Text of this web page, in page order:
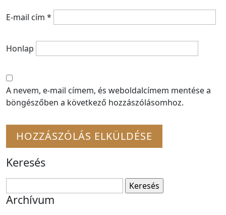
E-mail cím *
Honlap
A nevem, e-mail címem, és weboldalcímem mentése a
böngészőben a következő hozzászólásomhoz.
Keresés
Archívum